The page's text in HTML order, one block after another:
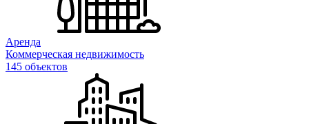
Аренда
Коммерческая недвижимость
145 объектов